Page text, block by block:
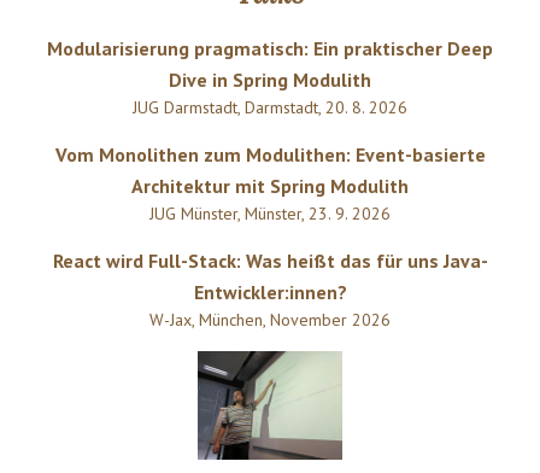
Modularisierung pragmatisch: Ein praktischer Deep
Dive in Spring Modulith
JUG Darmstadt, Darmstadt, 20. 8. 2026
Vom Monolithen zum Modulithen: Event-basierte
Architektur mit Spring Modulith
JUG Münster, Münster, 23. 9. 2026
React wird Full-Stack: Was heißt das für uns Java-
Entwickler:innen?
W-Jax, München, November 2026